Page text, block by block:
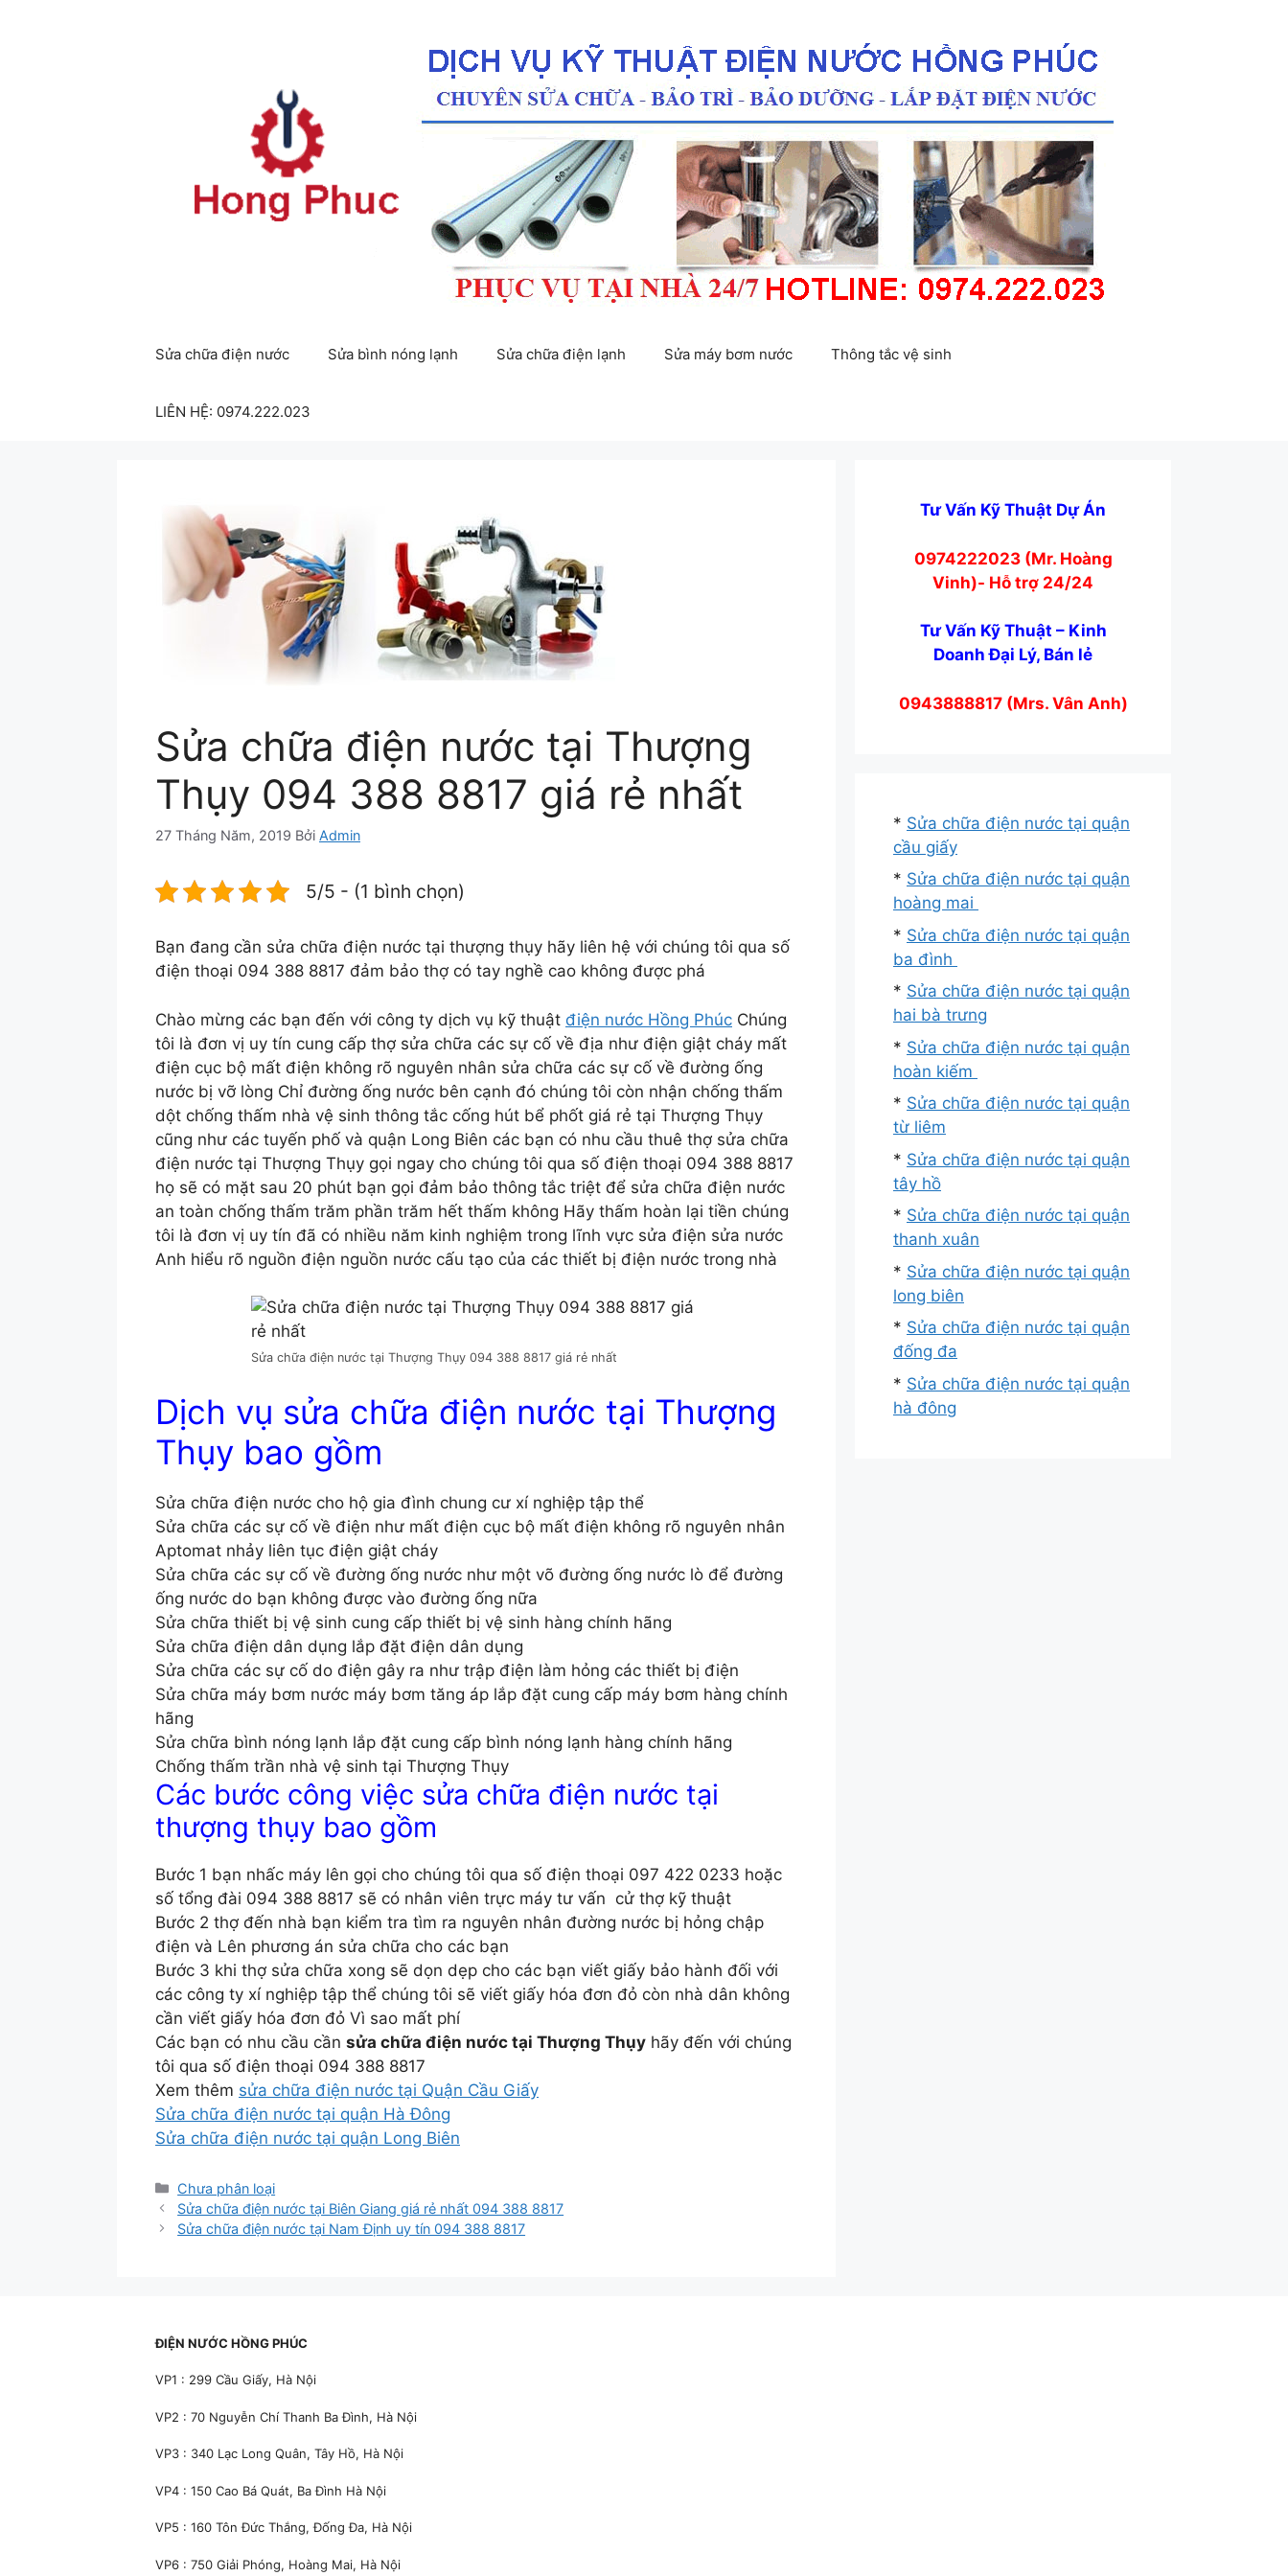
Sửa chữa điện nước Sửa bình nóng lạnh Sửa chữa điện lạnh Sửa máy bơm nước Thông tắc vệ sinh
LIÊN HỆ: 0974.222.023
Sửa chữa điện nước tại Thượng
Thụy 094 388 8817 giá rẻ nhất
27 Tháng Năm, 2019 Bởi Admin
5/5 - (1 bình chọn)
Bạn đang cần sửa chữa điện nước tại thượng thụy hãy liên hệ với chúng tôi qua số
điện thoại 094 388 8817 đảm bảo thợ có tay nghề cao không được phá
Chào mừng các bạn đến với công ty dịch vụ kỹ thuật điện nước Hồng Phúc Chúng
tôi là đơn vị uy tín cung cấp thợ sửa chữa các sự cố về địa như điện giật cháy mất
điện cục bộ mất điện không rõ nguyên nhân sửa chữa các sự cố về đường ống
nước bị vỡ lòng Chỉ đường ống nước bên cạnh đó chúng tôi còn nhận chống thấm
dột chống thấm nhà vệ sinh thông tắc cống hút bể phốt giá rẻ tại Thượng Thụy
cũng như các tuyến phố và quận Long Biên các bạn có nhu cầu thuê thợ sửa chữa
điện nước tại Thượng Thụy gọi ngay cho chúng tôi qua số điện thoại 094 388 8817
họ sẽ có mặt sau 20 phút bạn gọi đảm bảo thông tắc triệt để sửa chữa điện nước
an toàn chống thấm trăm phần trăm hết thấm không Hãy thấm hoàn lại tiền chúng
tôi là đơn vị uy tín đã có nhiều năm kinh nghiệm trong lĩnh vực sửa điện sửa nước
Anh hiểu rõ nguồn điện nguồn nước cấu tạo của các thiết bị điện nước trong nhà
Sửa chữa điện nước tại Thượng Thụy 094 388 8817 giá rẻ nhất
Dịch vụ sửa chữa điện nước tại Thượng
Thụy bao gồm
Sửa chữa điện nước cho hộ gia đình chung cư xí nghiệp tập thể
Sửa chữa các sự cố về điện như mất điện cục bộ mất điện không rõ nguyên nhân
Aptomat nhảy liên tục điện giật cháy
Sửa chữa các sự cố về đường ống nước như một võ đường ống nước lò để đường
ống nước do bạn không được vào đường ống nữa
Sửa chữa thiết bị vệ sinh cung cấp thiết bị vệ sinh hàng chính hãng
Sửa chữa điện dân dụng lắp đặt điện dân dụng
Sửa chữa các sự cố do điện gây ra như trập điện làm hỏng các thiết bị điện
Sửa chữa máy bơm nước máy bơm tăng áp lắp đặt cung cấp máy bơm hàng chính
hãng
Sửa chữa bình nóng lạnh lắp đặt cung cấp bình nóng lạnh hàng chính hãng
Chống thấm trần nhà vệ sinh tại Thượng Thụy
Các bước công việc sửa chữa điện nước tại
thượng thụy bao gồm
Bước 1 bạn nhấc máy lên gọi cho chúng tôi qua số điện thoại 097 422 0233 hoặc
số tổng đài 094 388 8817 sẽ có nhân viên trực máy tư vấn cử thợ kỹ thuật
Bước 2 thợ đến nhà bạn kiểm tra tìm ra nguyên nhân đường nước bị hỏng chập
điện và Lên phương án sửa chữa cho các bạn
Bước 3 khi thợ sửa chữa xong sẽ dọn dẹp cho các bạn viết giấy bảo hành đối với
các công ty xí nghiệp tập thể chúng tôi sẽ viết giấy hóa đơn đỏ còn nhà dân không
cần viết giấy hóa đơn đỏ Vì sao mất phí
Các bạn có nhu cầu cần sửa chữa điện nước tại Thượng Thụy hãy đến với chúng
tôi qua số điện thoại 094 388 8817
Xem thêm sửa chữa điện nước tại Quận Cầu Giấy
Sửa chữa điện nước tại quận Hà Đông
Sửa chữa điện nước tại quận Long Biên
Danh
mục
Chưa phân loại
Sửa chữa điện nước tại Biên Giang giá rẻ nhất 094 388 8817
Sửa chữa điện nước tại Nam Định uy tín 094 388 8817
Tư Vấn Kỹ Thuật Dự Án
0974222023 (Mr. Hoàng
Vinh)- Hỗ trợ 24/24
Tư Vấn Kỹ Thuật – Kinh
Doanh Đại Lý, Bán lẻ
0943888817 (Mrs. Vân Anh)
* Sửa chữa điện nước tại quận
cầu giấy
* Sửa chữa điện nước tại quận
hoàng mai
* Sửa chữa điện nước tại quận
ba đình
* Sửa chữa điện nước tại quận
hai bà trưng
* Sửa chữa điện nước tại quận
hoàn kiếm
* Sửa chữa điện nước tại quận
từ liêm
* Sửa chữa điện nước tại quận
tây hồ
* Sửa chữa điện nước tại quận
thanh xuân
* Sửa chữa điện nước tại quận
long biên
* Sửa chữa điện nước tại quận
đống đa
* Sửa chữa điện nước tại quận
hà đông
ĐIỆN NƯỚC HỒNG PHÚC
VP1 : 299 Cầu Giấy, Hà Nội
VP2 : 70 Nguyễn Chí Thanh Ba Đình, Hà Nội
VP3 : 340 Lạc Long Quân, Tây Hồ, Hà Nội
VP4 : 150 Cao Bá Quát, Ba Đình Hà Nội
VP5 : 160 Tôn Đức Thắng, Đống Đa, Hà Nội
VP6 : 750 Giải Phóng, Hoàng Mai, Hà Nội